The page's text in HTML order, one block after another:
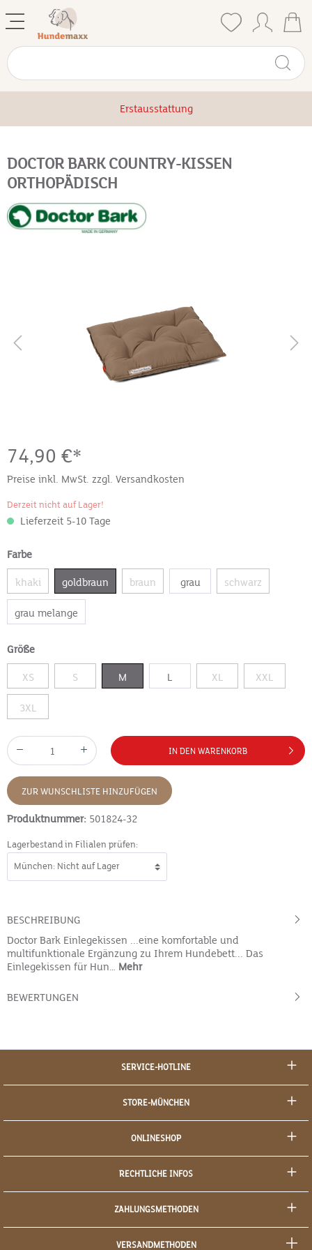
Erstausstattung
DOCTOR BARK COUNTRY-KISSEN
ORTHOPÄDISCH
74,90 €*
Preise inkl. MwSt. zzgl. Versandkosten
Derzeit nicht auf Lager!
Lieferzeit 5-10 Tage
Farbe
khaki goldbraun braun grau schwarz
grau melange
Größe
XS S M L XL XXL
3XL
IN DEN WARENKORB
ZUR WUNSCHLISTE HINZUFÜGEN
Produktnummer: 501824-32
Lagerbestand in Filialen prüfen:
BESCHREIBUNG
Doctor Bark Einlegekissen ...eine komfortable und
multifunktionale Ergänzung zu Ihrem Hundebett... Das
Einlegekissen für Hun… Mehr
BEWERTUNGEN
SERVICE-HOTLINE
STORE-MÜNCHEN
ONLINESHOP
RECHTLICHE INFOS
ZAHLUNGSMETHODEN
VERSANDMETHODEN